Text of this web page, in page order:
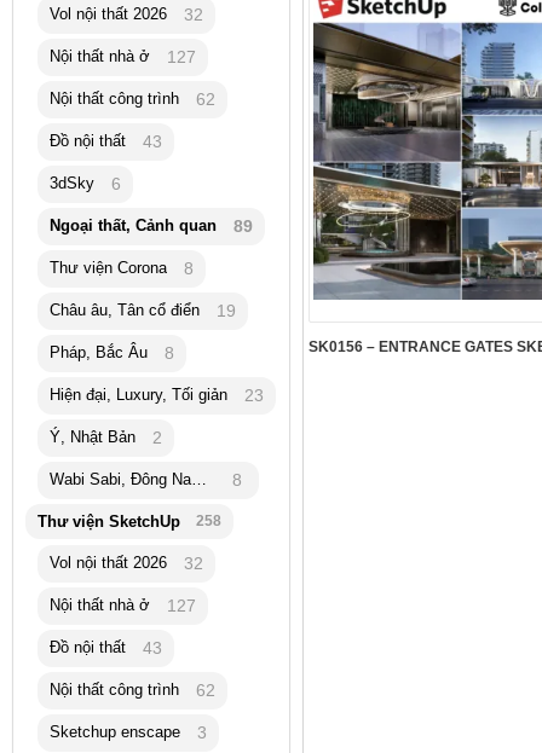
Vol nội thất 2026 32
Nội thất nhà ở 127
Nội thất công trình 62
Đồ nội thất 43
3dSky 6
Ngoại thất, Cảnh quan 89
Thư viện Corona 8
Châu âu, Tân cổ điển 19
Pháp, Bắc Âu 8
Hiện đại, Luxury, Tối giản 23
Ý, Nhật Bản 2
Wabi Sabi, Đông Nam Á 8
Thư viện SketchUp 258
Vol nội thất 2026 32
Nội thất nhà ở 127
Đồ nội thất 43
Nội thất công trình 62
Sketchup enscape 3